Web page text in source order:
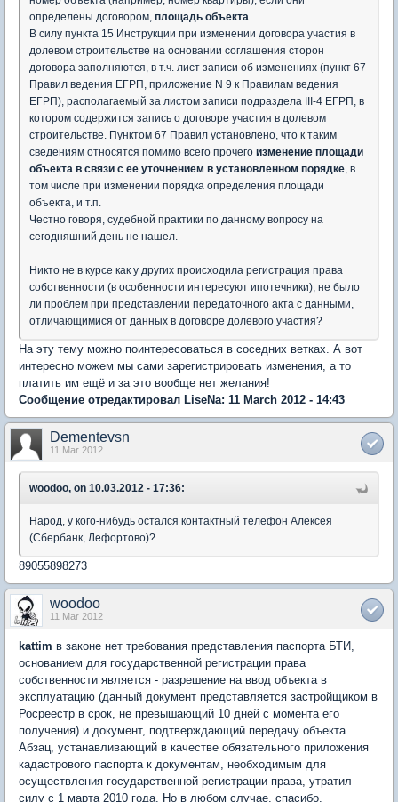
определены договором, площадь объекта.
В силу пункта 15 Инструкции при изменении договора участия в
долевом строительстве на основании соглашения сторон
договора заполняются, в т.ч. лист записи об изменениях (пункт 67
Правил ведения ЕГРП, приложение N 9 к Правилам ведения
ЕГРП), располагаемый за листом записи подраздела III-4 ЕГРП, в
котором содержится запись о договоре участия в долевом
строительстве. Пунктом 67 Правил установлено, что к таким
сведениям относятся помимо всего прочего изменение площади
объекта в связи с ее уточнением в установленном порядке, в
том числе при изменении порядка определения площади
объекта, и т.п.
Честно говоря, судебной практики по данному вопросу на
сегодняшний день не нашел.
Никто не в курсе как у других происходила регистрация права
собственности (в особенности интересуют ипотечники), не было
ли проблем при представлении передаточного акта с данными,
отличающимися от данных в договоре долевого участия?
На эту тему можно поинтересоваться в соседних ветках. А вот
интересно можем мы сами зарегистрировать изменения, а то
платить им ещё и за это вообще нет желания!
Сообщение отредактировал LiseNa: 11 March 2012 - 14:43
Dementevsn
11 Mar 2012
woodoo, on 10.03.2012 - 17:36:
Народ, у кого-нибудь остался контактный телефон Алексея
(Сбербанк, Лефортово)?
89055898273
woodoo
11 Mar 2012
kattim в законе нет требования представления паспорта БТИ,
основанием для государственной регистрации права
собственности является - разрешение на ввод объекта в
эксплуатацию (данный документ представляется застройщиком в
Росреестр в срок, не превышающий 10 дней с момента его
получения) и документ, подтверждающий передачу объекта.
Абзац, устанавливающий в качестве обязательного приложения
кадастрового паспорта к документам, необходимым для
осуществления государственной регистрации права, утратил
силу с 1 марта 2010 года. Но в любом случае, спасибо.